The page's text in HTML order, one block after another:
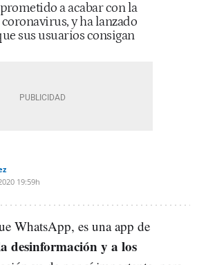
a acabar con la
y ha lanzado
sus usuarios consigan
19:59h
WhatsApp, es una app de
desinformación y a los